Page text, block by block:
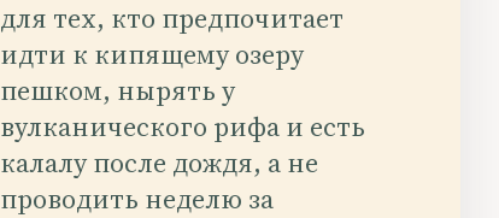
для тех, кто предпочитает
идти к кипящему озеру
пешком, нырять у
вулканического рифа и есть
калалу после дождя, а не
проводить неделю за